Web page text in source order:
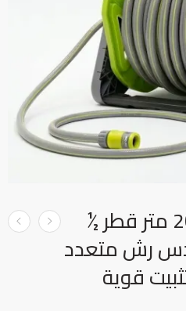
بكرة خرطوم مياه 20 متر قطر ½
رش متعدد
قوية